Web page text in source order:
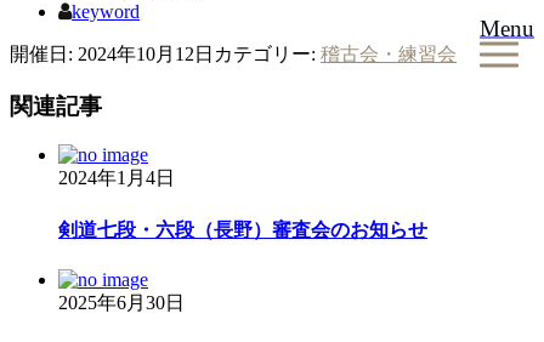
Menu
keyword
開催日: 2024年10月12日 カテゴリー: 稽古会・練習会
関連記事
2024年1月4日
剣道七段・六段（長野）審査会のお知らせ
2025年6月30日